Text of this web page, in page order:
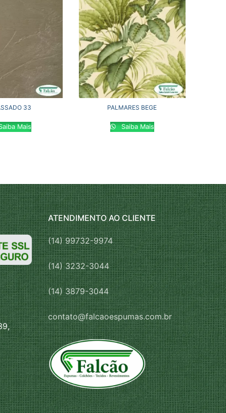
33
Mais
PALMARES BEGE
Saiba Mais
ATENDIMENTO AO CLIENTE
(14) 99732-9974
(14) 3232-3044
(14) 3879-3044
contato@falcaoespumas.com.br